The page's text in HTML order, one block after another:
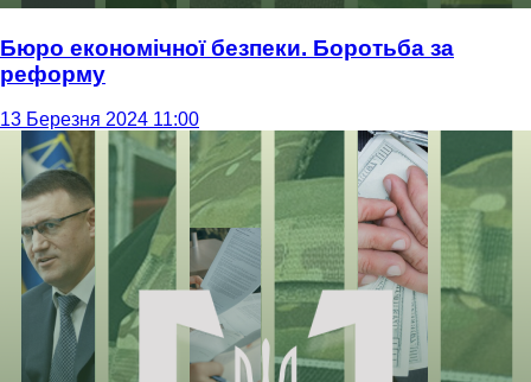
Бюро економічної безпеки. Боротьба за
реформу
13 Березня 2024 11:00